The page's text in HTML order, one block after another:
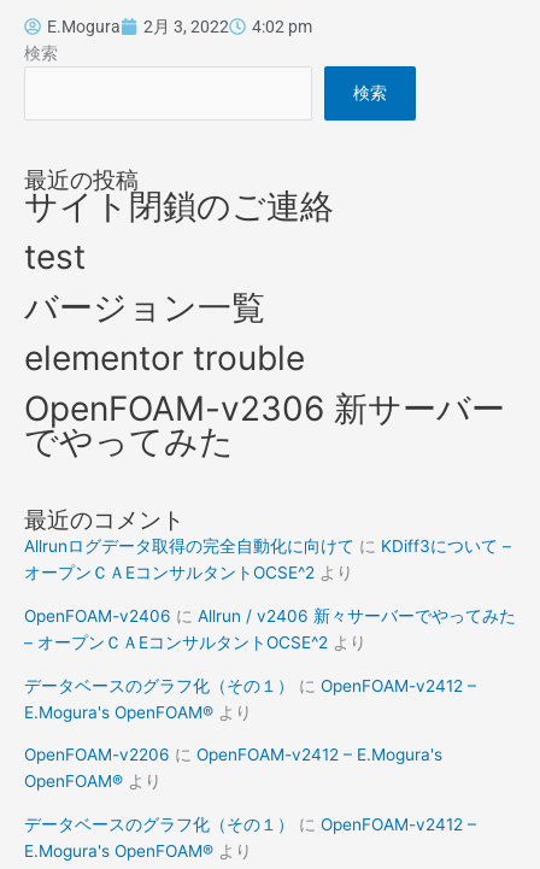
E.Mogura 2月 3, 2022
4:02 pm
検索
検索
最近の投稿
サイト閉鎖のご連絡
test
バージョン一覧
elementor trouble
OpenFOAM-v2306 新サーバー
でやってみた
最近のコメント
Allrunログデータ取得の完全自動化に向けて に KDiff3について –
オープンＣＡEコンサルタントOCSE^2 より
OpenFOAM-v2406 に Allrun / v2406 新々サーバーでやってみた
– オープンＣＡEコンサルタントOCSE^2 より
データベースのグラフ化（その１） に OpenFOAM-v2412 –
E.Mogura's OpenFOAM® より
OpenFOAM-v2206 に OpenFOAM-v2412 – E.Mogura's
OpenFOAM® より
データベースのグラフ化（その１） に OpenFOAM-v2412 –
E.Mogura's OpenFOAM® より